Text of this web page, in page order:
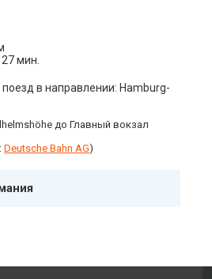
мин.
в направлении: Hamburg-
до Главный вокзал
Deutsche Bahn AG)